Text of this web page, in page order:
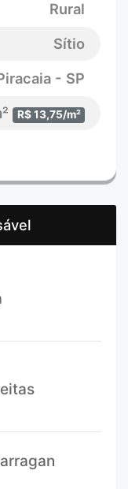
Rural
Sítio
- SP
R$ 13,75/m²